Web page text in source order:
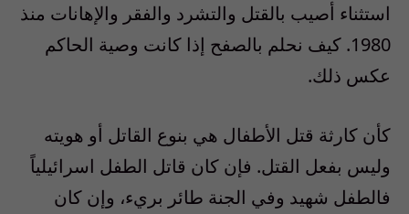
استثناء أصيب بالقتل والتشرد والفقر والإهانات منذ
1980. كيف نحلم بالصفح إذا كانت وصية الحاكم
عكس ذلك.
كأن كارثة قتل الأطفال هي بنوع القاتل أو هويته
وليس بفعل القتل. فإن كان قاتل الطفل اسرائيلياً
فالطفل شهيد وفي الجنة طائر بريء، وإن كان